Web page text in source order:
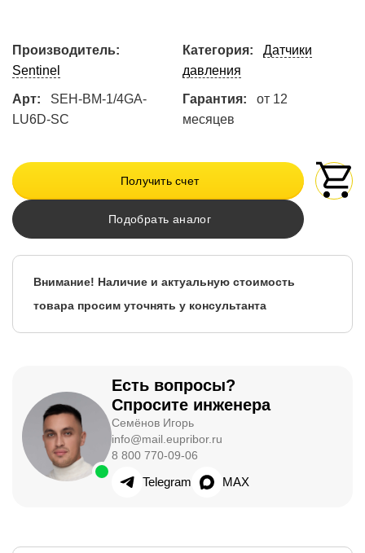
Производитель:
Sentinel
Категория:
Датчики
давления
Арт:
SEH-BM-1/4GA-
LU6D-SC
Гарантия:
от 12
месяцев
Получить счет
Подобрать аналог
Внимание! Наличие и актуальную стоимость
товара просим уточнять у консультанта
Есть вопросы?
Спросите инженера
Семёнов Игорь
info@mail.eupribor.ru
8 800 770-09-06
Telegram MAX